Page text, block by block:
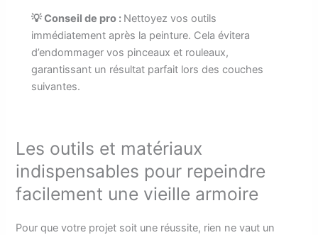
💡 Conseil de pro : Nettoyez vos outils
immédiatement après la peinture. Cela évitera
d’endommager vos pinceaux et rouleaux,
garantissant un résultat parfait lors des couches
suivantes.
Les outils et matériaux
indispensables pour repeindre
facilement une vieille armoire
Pour que votre projet soit une réussite, rien ne vaut un